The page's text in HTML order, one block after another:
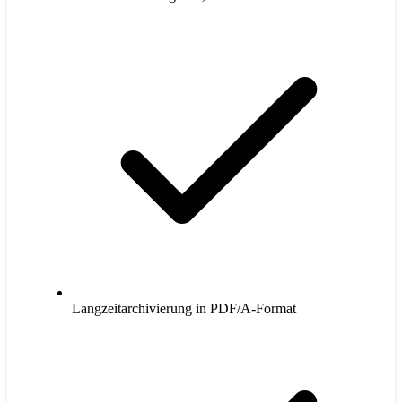
Langzeitarchivierung in PDF/A-Format